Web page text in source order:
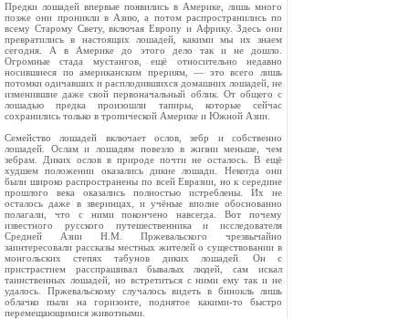
Предки лошадей впервые появились в Аме­рике, лишь много
позже они проникли в Азию, а потом распространились по
всему Старому Све­ту, включая Европу и Африку. Здесь они
прев­ратились в настоящих лошадей, какими мы их знаем
сегодня. А в Америке до этого дело так и не дошло.
Огромные стада мустангов, ещё отно­сительно недавно
носившиеся по американским прериям, — это всего лишь
потомки одичавших и расплодившихся домашних лошадей, не
изме­нившие даже свой первоначальный облик. От общего с
лошадью предка произошли тапиры, которые сейчас
сохранились только в тропичес­кой Америке и Южной Азии.
Семейство лошадей включает ослов, зебр и соб­ственно
лошадей. Ослам и лошадям повезло в жизни меньше, чем
зебрам. Диких ослов в природе почти не осталось. В ещё
худшем положении оказались дикие лошади. Некогда они
были ши­роко распространены по всей Евразии, но к сере­дине
прошлого века оказались полностью истреб­лены. Их не
осталось даже в зверинцах, и учёные вполне обоснованно
полагали, что с ними покон­чено навсегда. Вот почему
известного русского путешественника и исследователя
Средней Азии Н.М. Пржевальско­го чрезвычайно
заинтересовали рассказы местных жителей о суще­ствовании в
монгольских степях табунов диких лошадей. Он с
пристрастием расспрашивал бывалых людей, сам искал
таинствен­ных лошадей, но встретиться с ними ему так и не
удалось. Прже­вальскому случалось видеть в бинокль лишь
облачко пыли на гори­зонте, поднятое какими-то быстро
перемещающимися животными.